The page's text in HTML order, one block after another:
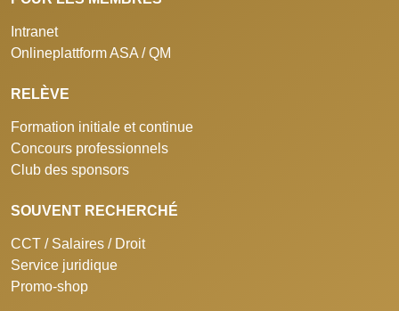
Intranet
Onlineplattform ASA / QM
RELÈVE
Formation initiale et continue
Concours professionnels
Club des sponsors
SOUVENT RECHERCHÉ
CCT / Salaires / Droit
Service juridique
Promo-shop